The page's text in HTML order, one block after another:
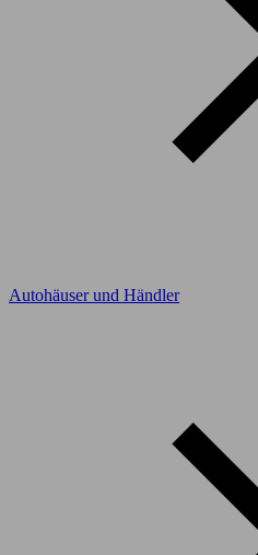
Autohäuser und Händler